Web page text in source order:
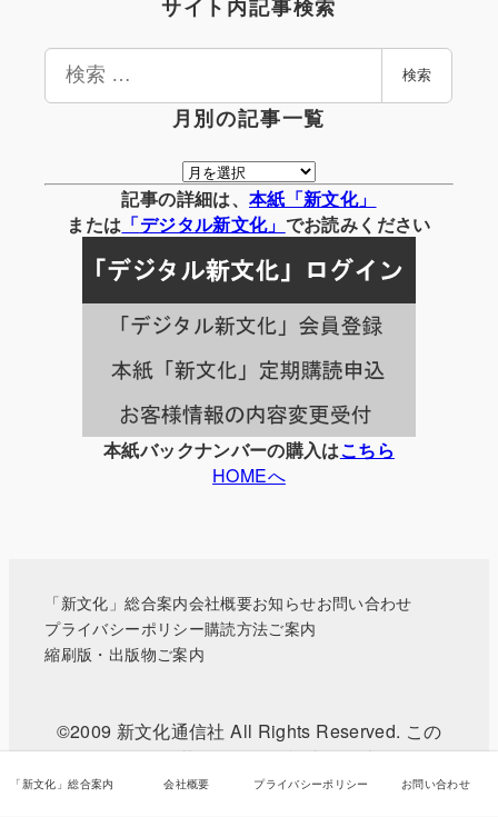
サイト内記事検索
検
検索
月別の記事一覧
月
別
の
事
一
覧
記事の詳細は、 本紙「新文化」
または 「デジタル新文化」 でお読みください
本紙バックナンバーの購入はこちら
HOMEへ
「新文化」総合案内会社概要お知らせお問い合わせ
プライバシーポリシー購読方法ご案内
縮刷版・出版物ご案内
©2009 新文化通信社 All Rights Reserved. この
WEBサイトに掲載されている記事・写真などの無
断転載を禁じます。
「新文化」総合案内 会社概要 プライバシーポリシー お問い合わせ